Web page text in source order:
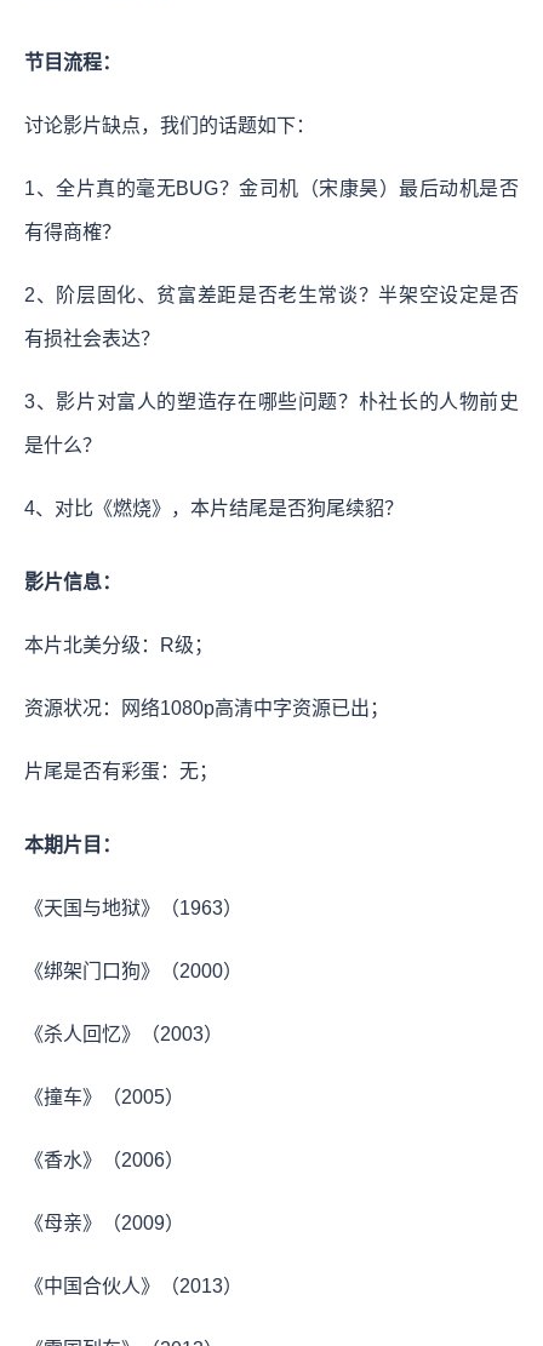
节目流程：
讨论影片缺点，我们的话题如下：
1、全片真的毫无BUG？金司机（宋康昊）最后动机是否
有得商榷？
2、阶层固化、贫富差距是否老生常谈？半架空设定是否
有损社会表达？
3、影片对富人的塑造存在哪些问题？朴社长的人物前史
是什么？
4、对比《燃烧》，本片结尾是否狗尾续貂？
影片信息：
本片北美分级：R级；
资源状况：网络1080p高清中字资源已出；
片尾是否有彩蛋：无；
本期片目：
《天国与地狱》（1963）
《绑架门口狗》（2000）
《杀人回忆》（2003）
《撞车》（2005）
《香水》（2006）
《母亲》（2009）
《中国合伙人》（2013）